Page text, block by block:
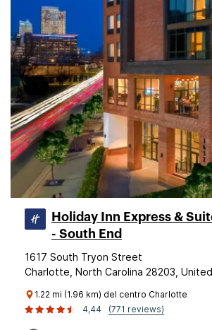
Holiday Inn Express &
- South End
1617 South Tryon Street
Charlotte, North Carolina 28203,
1.22 mi (1.96 km) del centro Charlotte
4,44
(771 reviews)